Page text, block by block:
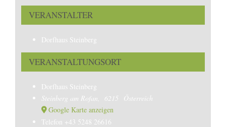
VERANSTALTUNGSORT
Dorfhaus Steinberg
Steinberg am Rofan
6215
Österreich
Google Karte anzeigen
Telefon +43 5248 26616
VERANSTALTER
Dorfhaus Steinberg